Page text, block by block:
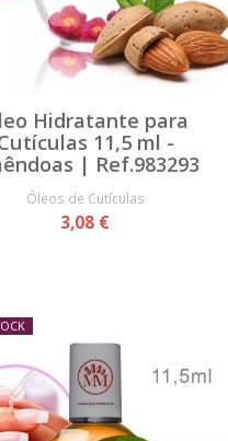
Hidratante para
11,5 ml -
| Ref.983293
Óleos de Cutículas
3,08 €